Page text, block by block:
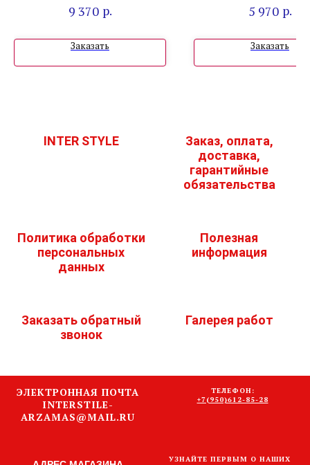
9 370 р.
Заказать
5 970 р.
Заказать
INTER STYLE
Заказ, оплата,
доставка,
гарантийные
обязательства
Политика обработки
персональных
данных
Полезная
информация
Заказать обратный
звонок
Галерея работ
ЭЛЕКТРОННАЯ ПОЧТА
INTERSTILE-
ARZAMAS@MAIL.RU
ТЕЛЕФОН:
+7(950)612-85-28
УЗНАЙТЕ ПЕРВЫМ О НАШИХ